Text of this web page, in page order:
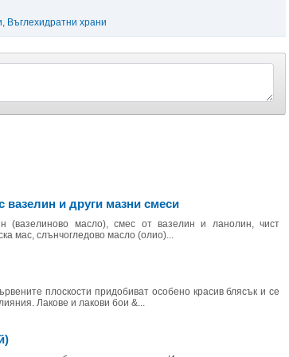
, Въглехидратни храни
и други мазни смеси
(вазелиново масло), смес от вазелин и ланолин, чист
мас, слънчогледово масло (олио)...
плоскости придобиват особено красив блясък и се
Лакове и лакови бои &...